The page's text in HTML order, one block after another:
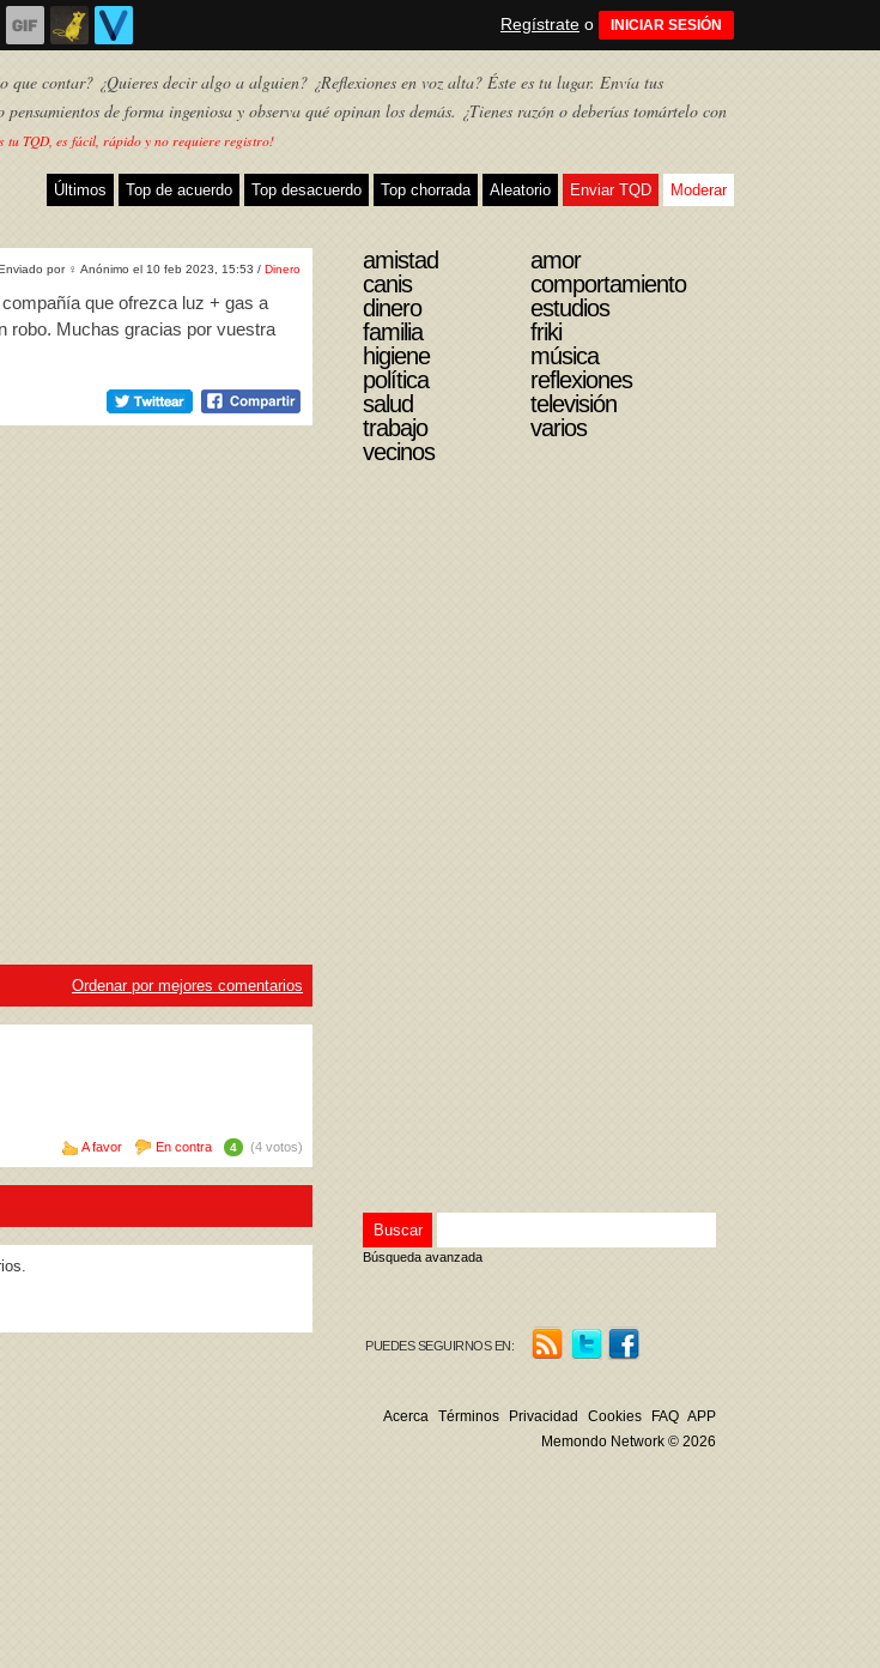
Regístrate o INICIAR SESIÓN
que contar? ¿Quieres decir algo a alguien? ¿Reflexiones en voz alta? Éste es tu lugar. Envía tus
pensamientos de forma ingeniosa y observa qué opinan los demás. ¿Tienes razón o deberías tomártelo con
tu TQD, es fácil, rápido y no requiere registro!
Últimos Top de acuerdo Top desacuerdo Top chorrada Aleatorio Enviar TQD Moderar
TQD
por ♀ Anónimo el 10 feb 2023, 15:53 / Dinero
que ofrezca luz + gas a
robo. Muchas gracias por vuestra
Ordenar por mejores comentarios
A favor En contra 4 (4 votos)
amistad
amor
canis
comportamiento
dinero
estudios
familia
friki
higiene
música
política
reflexiones
salud
televisión
trabajo
varios
vecinos
Búsqueda avanzada
PUEDES SEGUIRNOS EN:
Acerca Términos Privacidad Cookies FAQ APP
Memondo Network © 2026